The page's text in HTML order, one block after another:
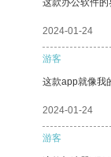
这款办公软件的
2024-01-24
游客
这款app就像我
2024-01-24
游客